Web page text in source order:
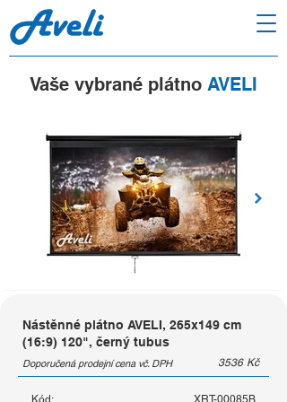
Vaše vybrané plátno AVELI
Nástěnné plátno AVELI, 265x149 cm
(16:9) 120", černý tubus
Doporučená prodejní cena vč. DPH 3536 Kč
Kód: XRT-00085B